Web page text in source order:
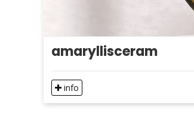
amaryllisceram
info